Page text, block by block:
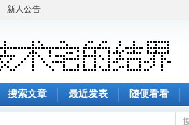
新人公告
搜索文章 最近发表 随便看看